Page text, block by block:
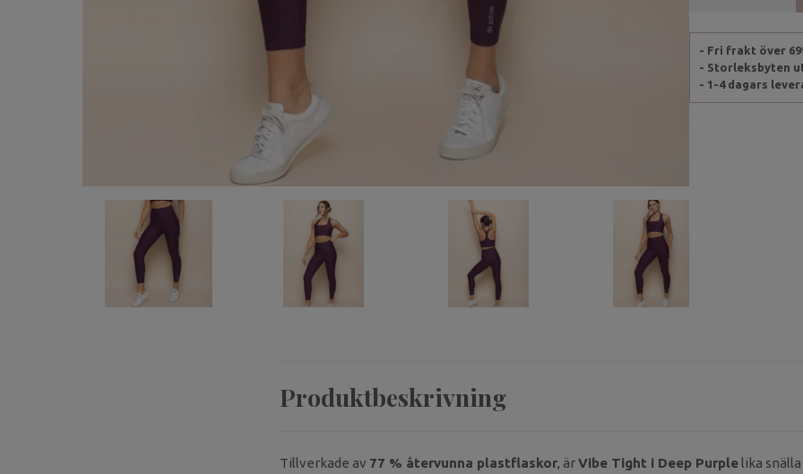
- Fri frakt över
- Storleksbyten
- 1-4 dagars
Produktbeskrivning
Tillverkade av 77 % återvunna plastflaskor, ärVibe Tight i Deep Purple lika